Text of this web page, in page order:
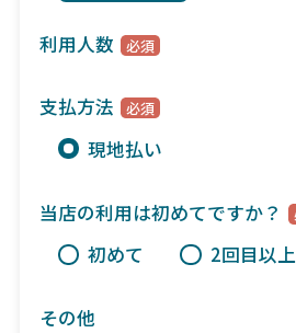
利用人数
支払方法
現地払い
当店の利用は初めてですか？
初めて
2回目以上
その他